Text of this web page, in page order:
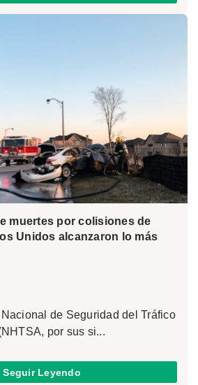
muertes por colisiones de
Unidos alcanzaron lo más
de Seguridad del Tráfico
por sus si...
Seguir Leyendo